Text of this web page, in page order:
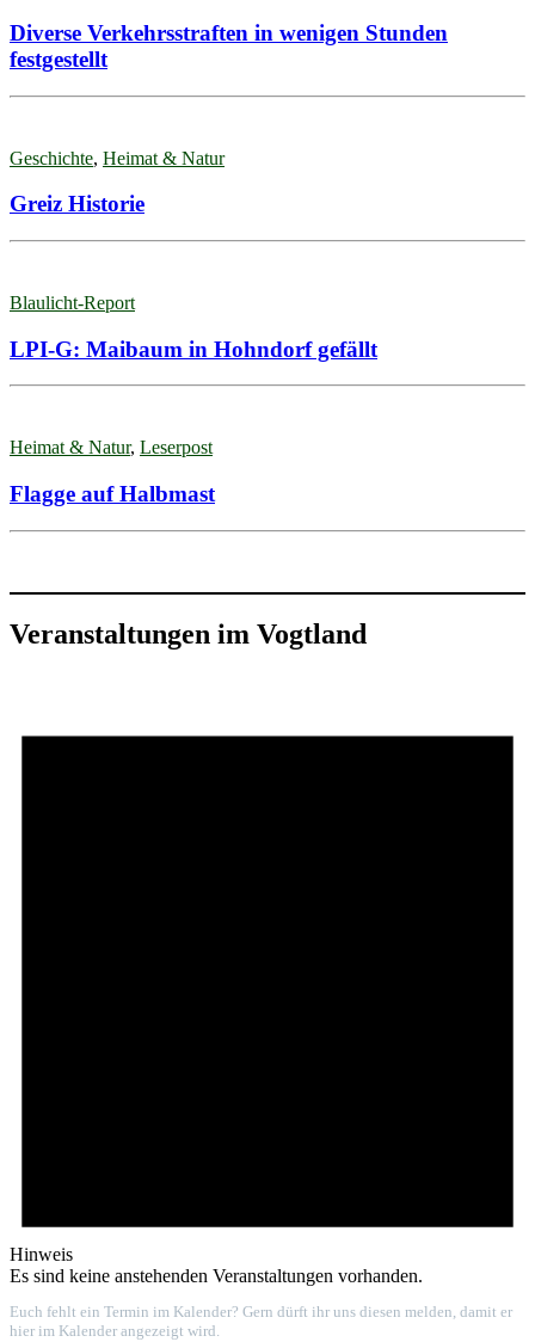
Diverse Verkehrsstraften in wenigen Stunden
festgestellt
Geschichte, Heimat & Natur
Greiz Historie
Blaulicht-Report
LPI-G: Maibaum in Hohndorf gefällt
Heimat & Natur, Leserpost
Flagge auf Halbmast
Veranstaltungen im Vogtland
Hinweis
Es sind keine anstehenden Veranstaltungen vorhanden.
Euch fehlt ein Termin im Kalender? Gern dürft ihr uns diesen melden, damit er
hier im Kalender angezeigt wird.